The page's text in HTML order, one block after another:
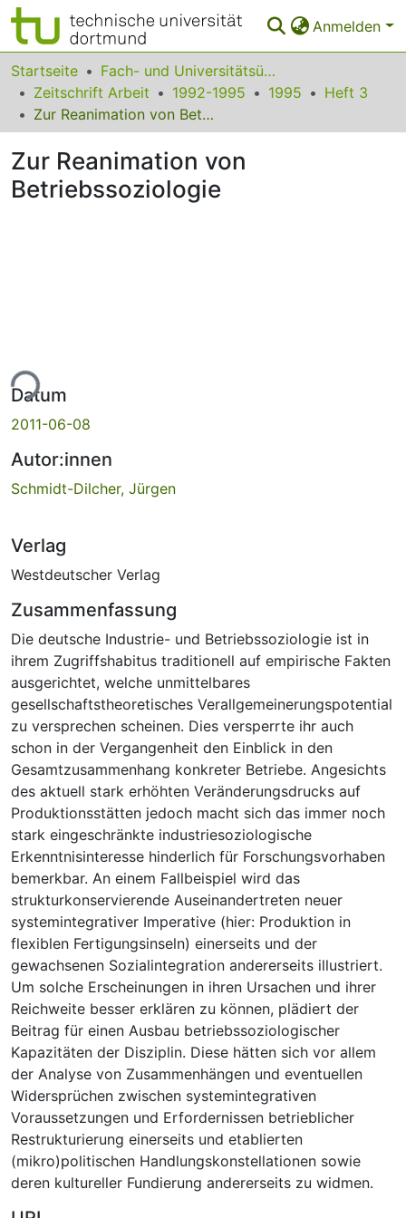
Anmelden
Bereiche & Sammlungen
Das gesamte Repositorium
FAQ
Startseite
Fach- und Universitätsübergreifendes
Zeitschrift Arbeit
1992-1995 1995
Heft 3
Zur Reanimation von Betriebssoziologie
Zur Reanimation von
Betriebssoziologie
Datum
2011-06-08
Autor:innen
Schmidt-Dilcher, Jürgen
Verlag
Westdeutscher Verlag
Zusammenfassung
Die deutsche Industrie- und Betriebssoziologie ist in
ihrem Zugriffshabitus traditionell auf empirische Fakten
ausgerichtet, welche unmittelbares
gesellschaftstheoretisches Verallgemeinerungspotential
zu versprechen scheinen. Dies versperrte ihr auch
schon in der Vergangenheit den Einblick in den
Gesamtzusammenhang konkreter Betriebe. Angesichts
des aktuell stark erhöhten Veränderungsdrucks auf
Produktionsstätten jedoch macht sich das immer noch
stark eingeschränkte industriesoziologische
Erkenntnisinteresse hinderlich für Forschungsvorhaben
bemerkbar. An einem Fallbeispiel wird das
strukturkonservierende Auseinandertreten neuer
systemintegrativer Imperative (hier: Produktion in
flexiblen Fertigungsinseln) einerseits und der
gewachsenen Sozialintegration andererseits illustriert.
Um solche Erscheinungen in ihren Ursachen und ihrer
Reichweite besser erklären zu können, plädiert der
Beitrag für einen Ausbau betriebssoziologischer
Kapazitäten der Disziplin. Diese hätten sich vor allem
der Analyse von Zusammenhängen und eventuellen
Widersprüchen zwischen systemintegrativen
Voraussetzungen und Erfordernissen betrieblicher
Restrukturierung einerseits und etablierten
(mikro)politischen Handlungskonstellationen sowie
deren kultureller Fundierung andererseits zu widmen.